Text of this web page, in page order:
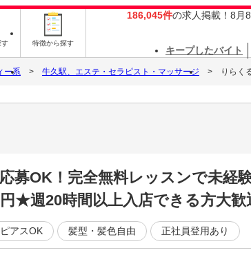
す 特徴から探す
186,045件の求人掲載！8月
キープしたバイト
ー系 牛久駅、エステ・セラピスト・マッサージ りらく
募OK！完全無料レッスンで未経
★週20時間以上入店できる方大歓
ピアスOK 髪型・髪色自由 正社員登用あり